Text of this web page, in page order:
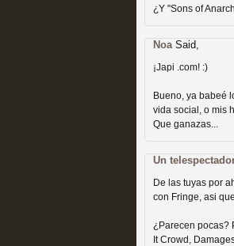
MOLTISANTI
Recomendación de
Las
MOLTISANTI
¿Y "Sons of
Noa Said,
¡Japi .com! :)
Bueno, ya babeé
vida social, o mis
Que ganazas...
Un
De las tuyas por
con Fringe, asi
¿Parecen pocas?
It Crowd,